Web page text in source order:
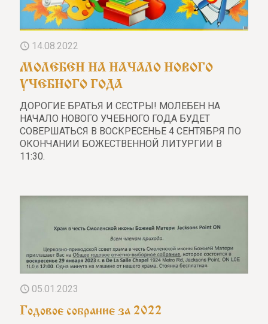
14.08.2022
МОЛЕБЕН НА НАЧАЛО НОВОГО
УЧЕБНОГО ГОДА
ДОРОГИЕ БРАТЬЯ И СЕСТРЫ! МОЛЕБЕН НА
НАЧАЛО НОВОГО УЧЕБНОГО ГОДА БУДЕТ
СОВЕРШАТЬСЯ В ВОСКРЕСЕНЬЕ 4 СЕНТЯБРЯ ПО
ОКОНЧАНИИ БОЖЕСТВЕННОЙ ЛИТУРГИИ В
11:30.
05.01.2023
Годовое собрание за 2022